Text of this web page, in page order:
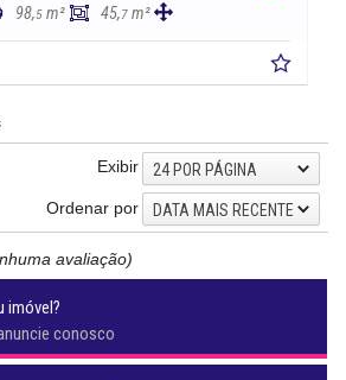
98,5 m² 45,7 m²
Exibir
24 POR PÁGINA
Ordenar por
DATA MAIS RECENTE
avaliação)
imóvel?
conosco